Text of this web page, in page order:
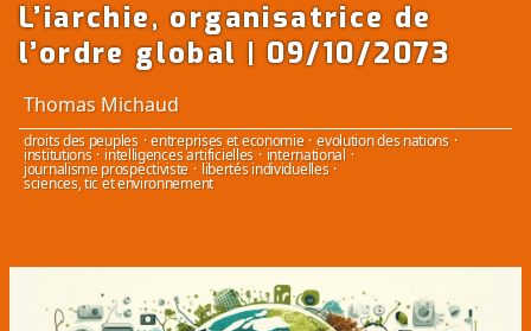
L’iarchie, organisatrice de
l’ordre global | 09/10/2073
Thomas Michaud
droits des peuples · entreprises et economie · evolution des nations ·
institutions · intelligences artificielles · international ·
journalisme prospectiviste · libertés individuelles ·
sciences, tic et environnement